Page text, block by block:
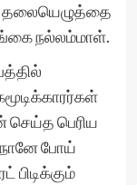
தலையெழுத்தை
நல்லம்மாள்.
செய்த பெரிய
போய்
பிடிக்கும்